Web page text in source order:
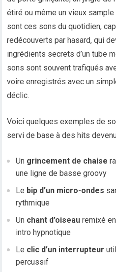
étiré ou même un vieux
sont ces sons du quotidien,
redécouverts par hasard, qui
ingrédients secrets d’un tube
sons sont souvent trafiqués
voire enregistrés avec un
déclic.
Voici quelques exemples de
servi de base à des hits
Un grincement de chaise
une ligne de basse groovy
Le bip d’un micro-ondes
rythmique
Un chant d’oiseau remixé
intro hypnotique
Le clic d’un interrupteur
percussif